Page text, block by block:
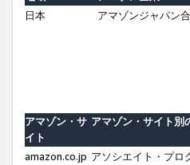
日本
アマゾンジャパン
アマゾン・サ
イト
アマゾン・サイト別
amazon.co.jp アソシエイト・プロ